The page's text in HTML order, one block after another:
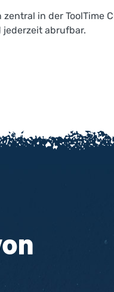
in der ToolTime
abrufbar.